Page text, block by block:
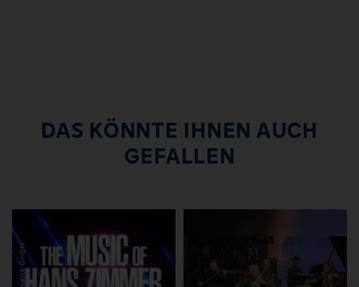
DAS KÖNNTE IHNEN AUCH
GEFALLEN